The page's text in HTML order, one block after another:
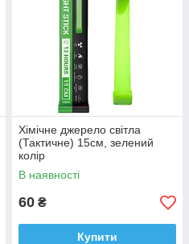
Хімічне джерело світла
(Тактичне) 15см, зелений
колір
В наявності
60 ₴
Купити